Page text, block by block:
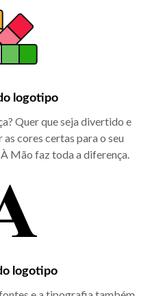
logotipo
Quer que seja divertido e
cores certas para o seu
Mão faz toda a diferença.
logotipo